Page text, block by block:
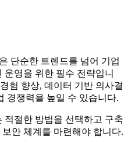
단순한 트렌드를 넘어 기업
영을 위한 필수 전략입니
험 향상, 데이터 기반 의사결
경쟁력을 높일 수 있습니다.
적절한 방법을 선택하고 구축
안 체계를 마련해야 합니다.